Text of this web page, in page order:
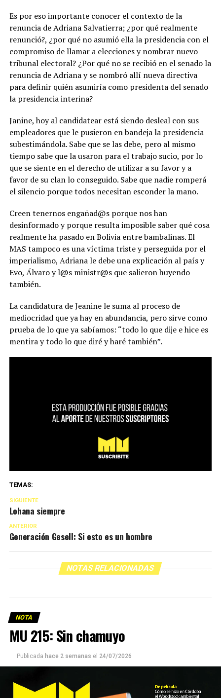
Es por eso importante conocer el contexto de la
renuncia de Adriana Salvatierra; ¿por qué realmente
renunció?, ¿por qué no asumió ella la presidencia con el
compromiso de llamar a elecciones y nombrar nuevo
tribunal electoral? ¿Por qué no se recibió en el senado la
renuncia de Adriana y se nombró allí nueva directiva
para definir quién asumiría como presidenta del senado
la presidencia interina?
Janine, hoy al candidatear está siendo desleal con sus
empleadores que le pusieron en bandeja la presidencia
subestimándola. Sabe que se las debe, pero al mismo
tiempo sabe que la usaron para el trabajo sucio, por lo
que se siente en el derecho de utilizar a su favor y a
favor de su clan lo conseguido. Sabe que nadie romperá
el silencio porque todos necesitan esconder la mano.
Creen tenernos engañad@s porque nos han
desinformado y porque resulta imposible saber qué cosa
realmente ha pasado en Bolivia entre bambalinas. El
MAS tampoco es una víctima triste y perseguida por el
imperialismo, Adriana le debe una explicación al país y
Evo, Álvaro y l@s ministr@s que salieron huyendo
también.
La candidatura de Jeanine le suma al proceso de
mediocridad que ya hay en abundancia, pero sirve como
prueba de lo que ya sabíamos: “todo lo que dije e hice es
mentira y todo lo que diré y haré también”.
TEMAS:
SIGUIENTE
Lohana siempre
ANTERIOR
Generación Gesell: Si esto es un hombre
NOTAS RELACIONADAS
NOTA
MU 215: Sin chamuyo
Publicada hace 2 semanas el 24/07/2026